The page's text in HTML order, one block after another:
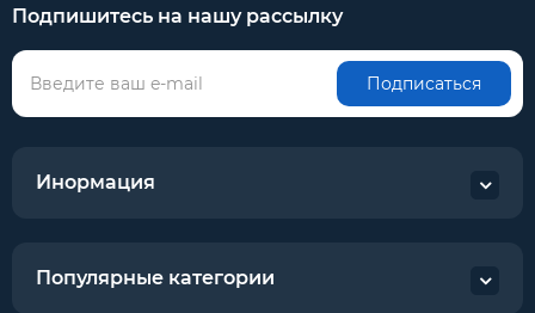
Подпишитесь на нашу рассылку
Подписаться
Инормация
Популярные категории